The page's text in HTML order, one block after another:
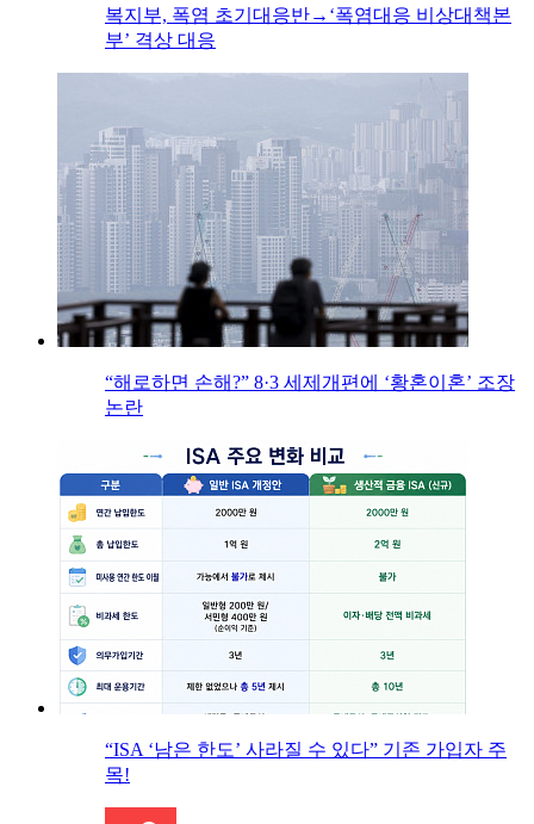
복지부, 폭염 초기대응반→‘폭염대응 비상대책본
부’ 격상 대응
“해로하면 손해?” 8·3 세제개편에 ‘황혼이혼’ 조장
논란
“ISA ‘남은 한도’ 사라질 수 있다” 기존 가입자 주
목!